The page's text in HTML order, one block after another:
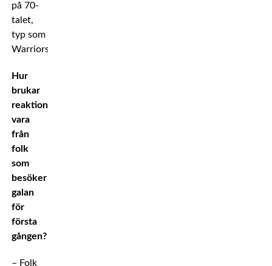
på 70-
talet,
typ som
Warriors!
Hur
brukar
reaktionerna
vara
från
folk
som
besöker
galan
för
första
gången?
– Folk